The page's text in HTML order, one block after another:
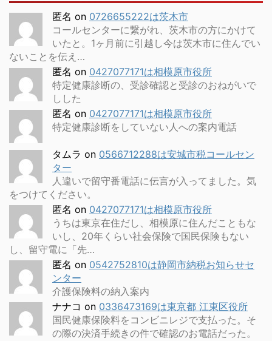
匿名 on 0726655222は茨木市
コールセンターに繋がれ、茨木市の方にかけて
いたと。1ヶ月前に引越し今は茨木市に住んでい
ないことを伝え…
匿名 on 0427077171は相模原市役所
特定健康診断の、受診確認と受診のおねがいで
しした
匿名 on 0427077171は相模原市役所
特定健康診断をしていない人への案内電話
タムラ on 0566712288は安城市税コールセン
ター
人違いで留守番電話に伝言が入ってました。気
をつけてください。
匿名 on 0427077171は相模原市役所
うちは東京在住だし、相模原に住んだこともな
いし、20年くらい社会保険で国民保険もない
し、留守電に「先…
匿名 on 0542752810は静岡市納税お知らせセ
ンター
介護保険料の納入案内
ナナコ on 0336473169は東京都 江東区役所
国民健康保険料をコンビニレジで支払った。そ
の際の決済手続きの件で確認のお電話だった。